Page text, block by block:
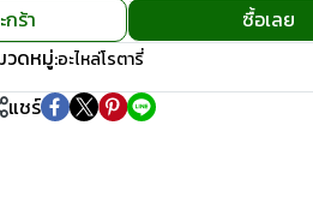
ร้า
ซื้อเลย
วดหมู่:อะไหล่โรตารี่
แชร์